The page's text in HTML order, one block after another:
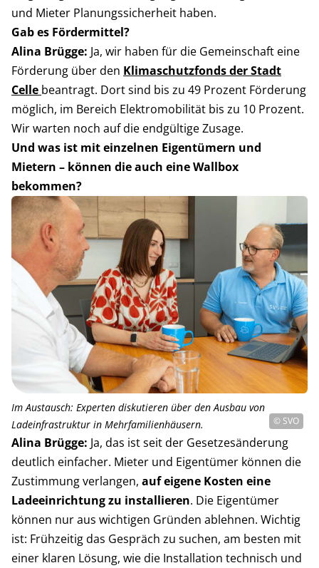
und Mieter Planungssicherheit haben.
Gab es Fördermittel?
Alina Brügge: Ja, wir haben für die Gemeinschaft eine
Förderung über den Klimaschutzfonds der Stadt
Celle beantragt. Dort sind bis zu 49 Prozent Förderung
möglich, im Bereich Elektromobilität bis zu 10 Prozent.
Wir warten noch auf die endgültige Zusage.
Und was ist mit einzelnen Eigentümern und
Mietern – können die auch eine Wallbox
bekommen?
© SVO
Im Austausch: Experten diskutieren über den Ausbau von
Ladeinfrastruktur in Mehrfamilienhäusern.
Alina Brügge: Ja, das ist seit der Gesetzesänderung
deutlich einfacher. Mieter und Eigentümer können die
Zustimmung verlangen,auf eigene Kosten eine
Ladeeinrichtung zu installieren. Die Eigentümer
können nur aus wichtigen Gründen ablehnen. Wichtig
ist: Frühzeitig das Gespräch zu suchen, am besten mit
einer klaren Lösung, wie die Installation technisch und